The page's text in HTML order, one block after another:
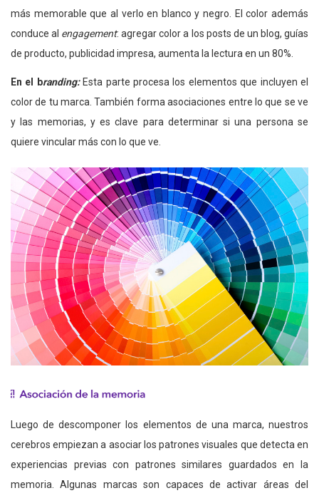
más memorable que al verlo en blanco y negro. El color además
conduce al engagement: agregar color a los posts de un blog, guías
de producto, publicidad impresa, aumenta la lectura en un 80%.
En el branding: Esta parte procesa los elementos que incluyen el
color de tu marca. También forma asociaciones entre lo que se ve
y las memorias, y es clave para determinar si una persona se
quiere vincular más con lo que ve.
Luego de descomponer los elementos de una marca, nuestros
cerebros empiezan a asociar los patrones visuales que detecta en
experiencias previas con patrones similares guardados en la
memoria. Algunas marcas son capaces de activar áreas del